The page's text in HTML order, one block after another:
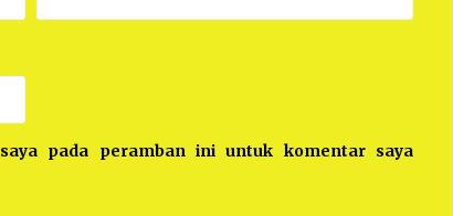
pada peramban ini untuk komentar saya